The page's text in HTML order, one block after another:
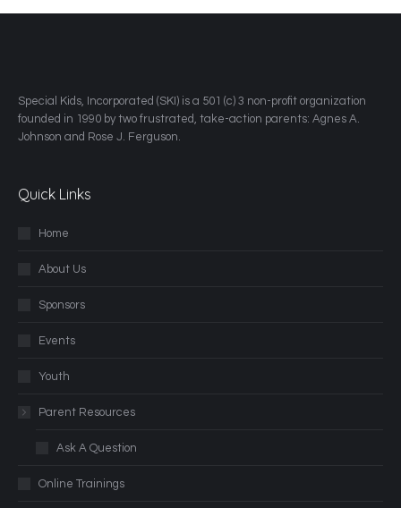
​Special Kids, Incorporated (SKI) is a 501 (c) 3 non-profit organization
founded in 1990 by two frustrated, take-action parents: Agnes A.
Johnson and Rose J. Ferguson.
Quick Links
Home
About Us
Sponsors
Events
Youth
Parent Resources
Ask A Question
Online Trainings